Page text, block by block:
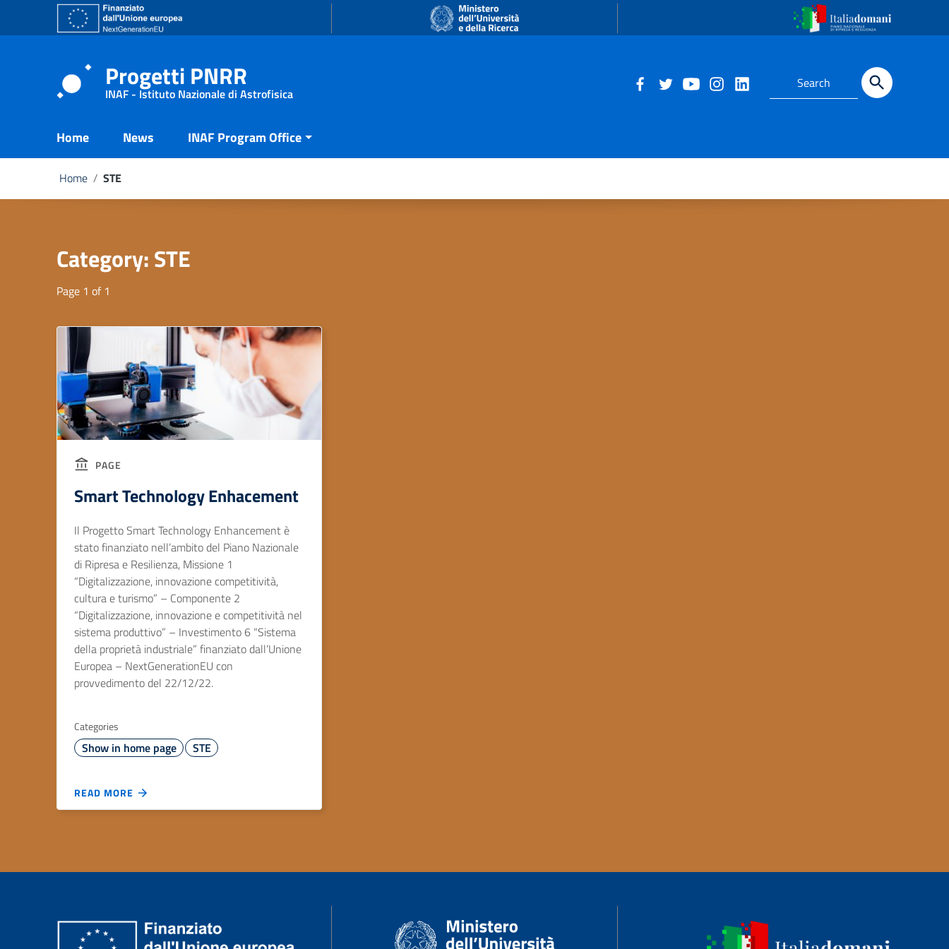
Go to content
Go to the navigation menu
Progetti PNRR
INAF - Istituto Nazionale di Astrofisica
Home News INAF Program Office
Home / STE
Category:STE
Page 1 of 1
PAGE
Smart Technology Enhacement
Il Progetto Smart Technology Enhancement è
stato finanziato nell’ambito del Piano Nazionale
di Ripresa e Resilienza, Missione 1
“Digitalizzazione, innovazione competitività,
cultura e turismo” – Componente 2
“Digitalizzazione, innovazione e competitività nel
sistema produttivo” – Investimento 6 “Sistema
della proprietà industriale” finanziato dall’Unione
Europea – NextGenerationEU con
provvedimento del 22/12/22.
Categories
Show in home page STE
READ MORE